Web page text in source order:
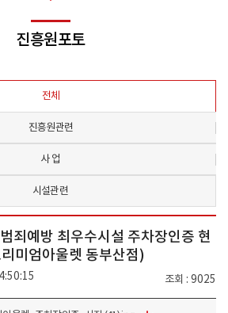
진흥원포토
전체
진흥원관련
사 업
시설관련
죄예방 최우수시설 주차장인증 현
미엄아울렛 동부산점)
조회 9025